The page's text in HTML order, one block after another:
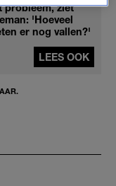
probleem, ziet
'Hoeveel
er nog vallen?'
LEES OOK